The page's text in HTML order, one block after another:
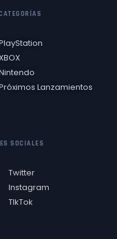
Lanzamientos
SOCIALES
Twitter
Instagram
TIkTok